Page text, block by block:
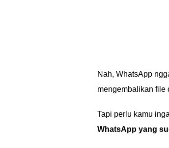
Nah, WhatsApp
mengembalikan file
Tapi perlu kamu
WhatsApp yang